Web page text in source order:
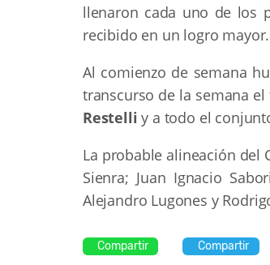
llenaron cada uno de los
recibido en un logro mayor.
Al comienzo de semana
transcurso de la semana
Restelli y a todo el
La probable alineación del
Sienra; Juan Ignacio
Alejandro Lugones y
Compartir Compartir